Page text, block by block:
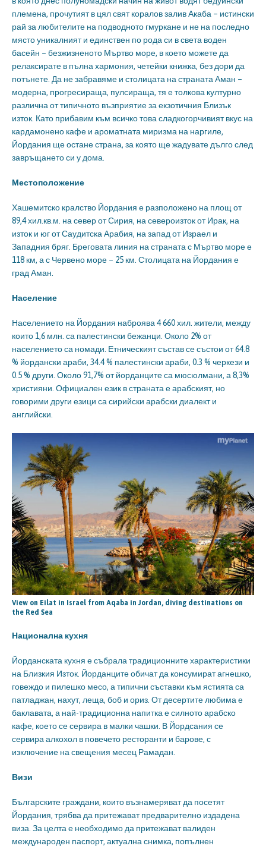
племена, прочутият в цял свят коралов залив Акаба – истински
рай за любителите на подводното гмуркане и не на последно
място уникалният и единствен по рода си в света воден
басейн – безжизненото Мъртво море, в което можете да
релаксирате в пълна хармония, четейки книжка, без дори да
потънете. Да не забравяме и столицата на страната Аман –
модерна, прогресираща, пулсираща, тя е толкова културно
различна от типичното възприятие за екзотичния Близък
изток. Като прибавим към всичко това сладкогорчивият вкус на
кардамонено кафе и ароматната миризма на наргиле,
Йордания ще остане страна, за която ще жадувате дълго след
завръщането си у дома.
Местоположение
Хашемитско кралство Йордания е разположено на площ от
89,4 хил.кв.м. на север от Сирия, на североизток от Ирак, на
изток и юг от Саудитска Арабия, на запад от Израел и
Западния бряг. Бреговата линия на страната с Мъртво море е
118 км, а с Червено море – 25 км. Столицата на Йордания е
град Аман.
Население
Населението на Йордания наброява 4 660 хил. жители, между
които 1,6 млн. са палестински бежанци. Около 2% от
населението са номади. Етническият състав се състои от 64.8
% йордански араби, 34.4 % палестински араби, 0.3 % черкези и
0.5 % други. Около 91,7% от йорданците са мюсюлмани, а 8,3%
християни. Официален език в страната е арабският, но
говорими други езици са сирийски арабски диалект и
английски.
View on Eilat in Israel from Aqaba in Jordan, diving destinations on
the Red Sea
Национална кухня
Йорданската кухня е събрала традиционните характеристики
на Близкия Изток. Йорданците обичат да консумират агнешко,
говеждо и пилешко месо, а типични съставки към ястията са
патладжан, нахут, леща, боб и ориз. От десертите любима е
баклавата, а най-традиционна напитка е силното арабско
кафе, което се сервира в малки чашки. В Йордсания се
сервира алкохол в повечето ресторанти и барове, с
изключение на свещения месец Рамадан.
Визи
Българските граждани, които възнамеряват да посетят
Йордания, трябва да притежават предварително издадена
виза. За целта е необходимо да притежават валиден
международен паспорт, актуална снимка, попълнен